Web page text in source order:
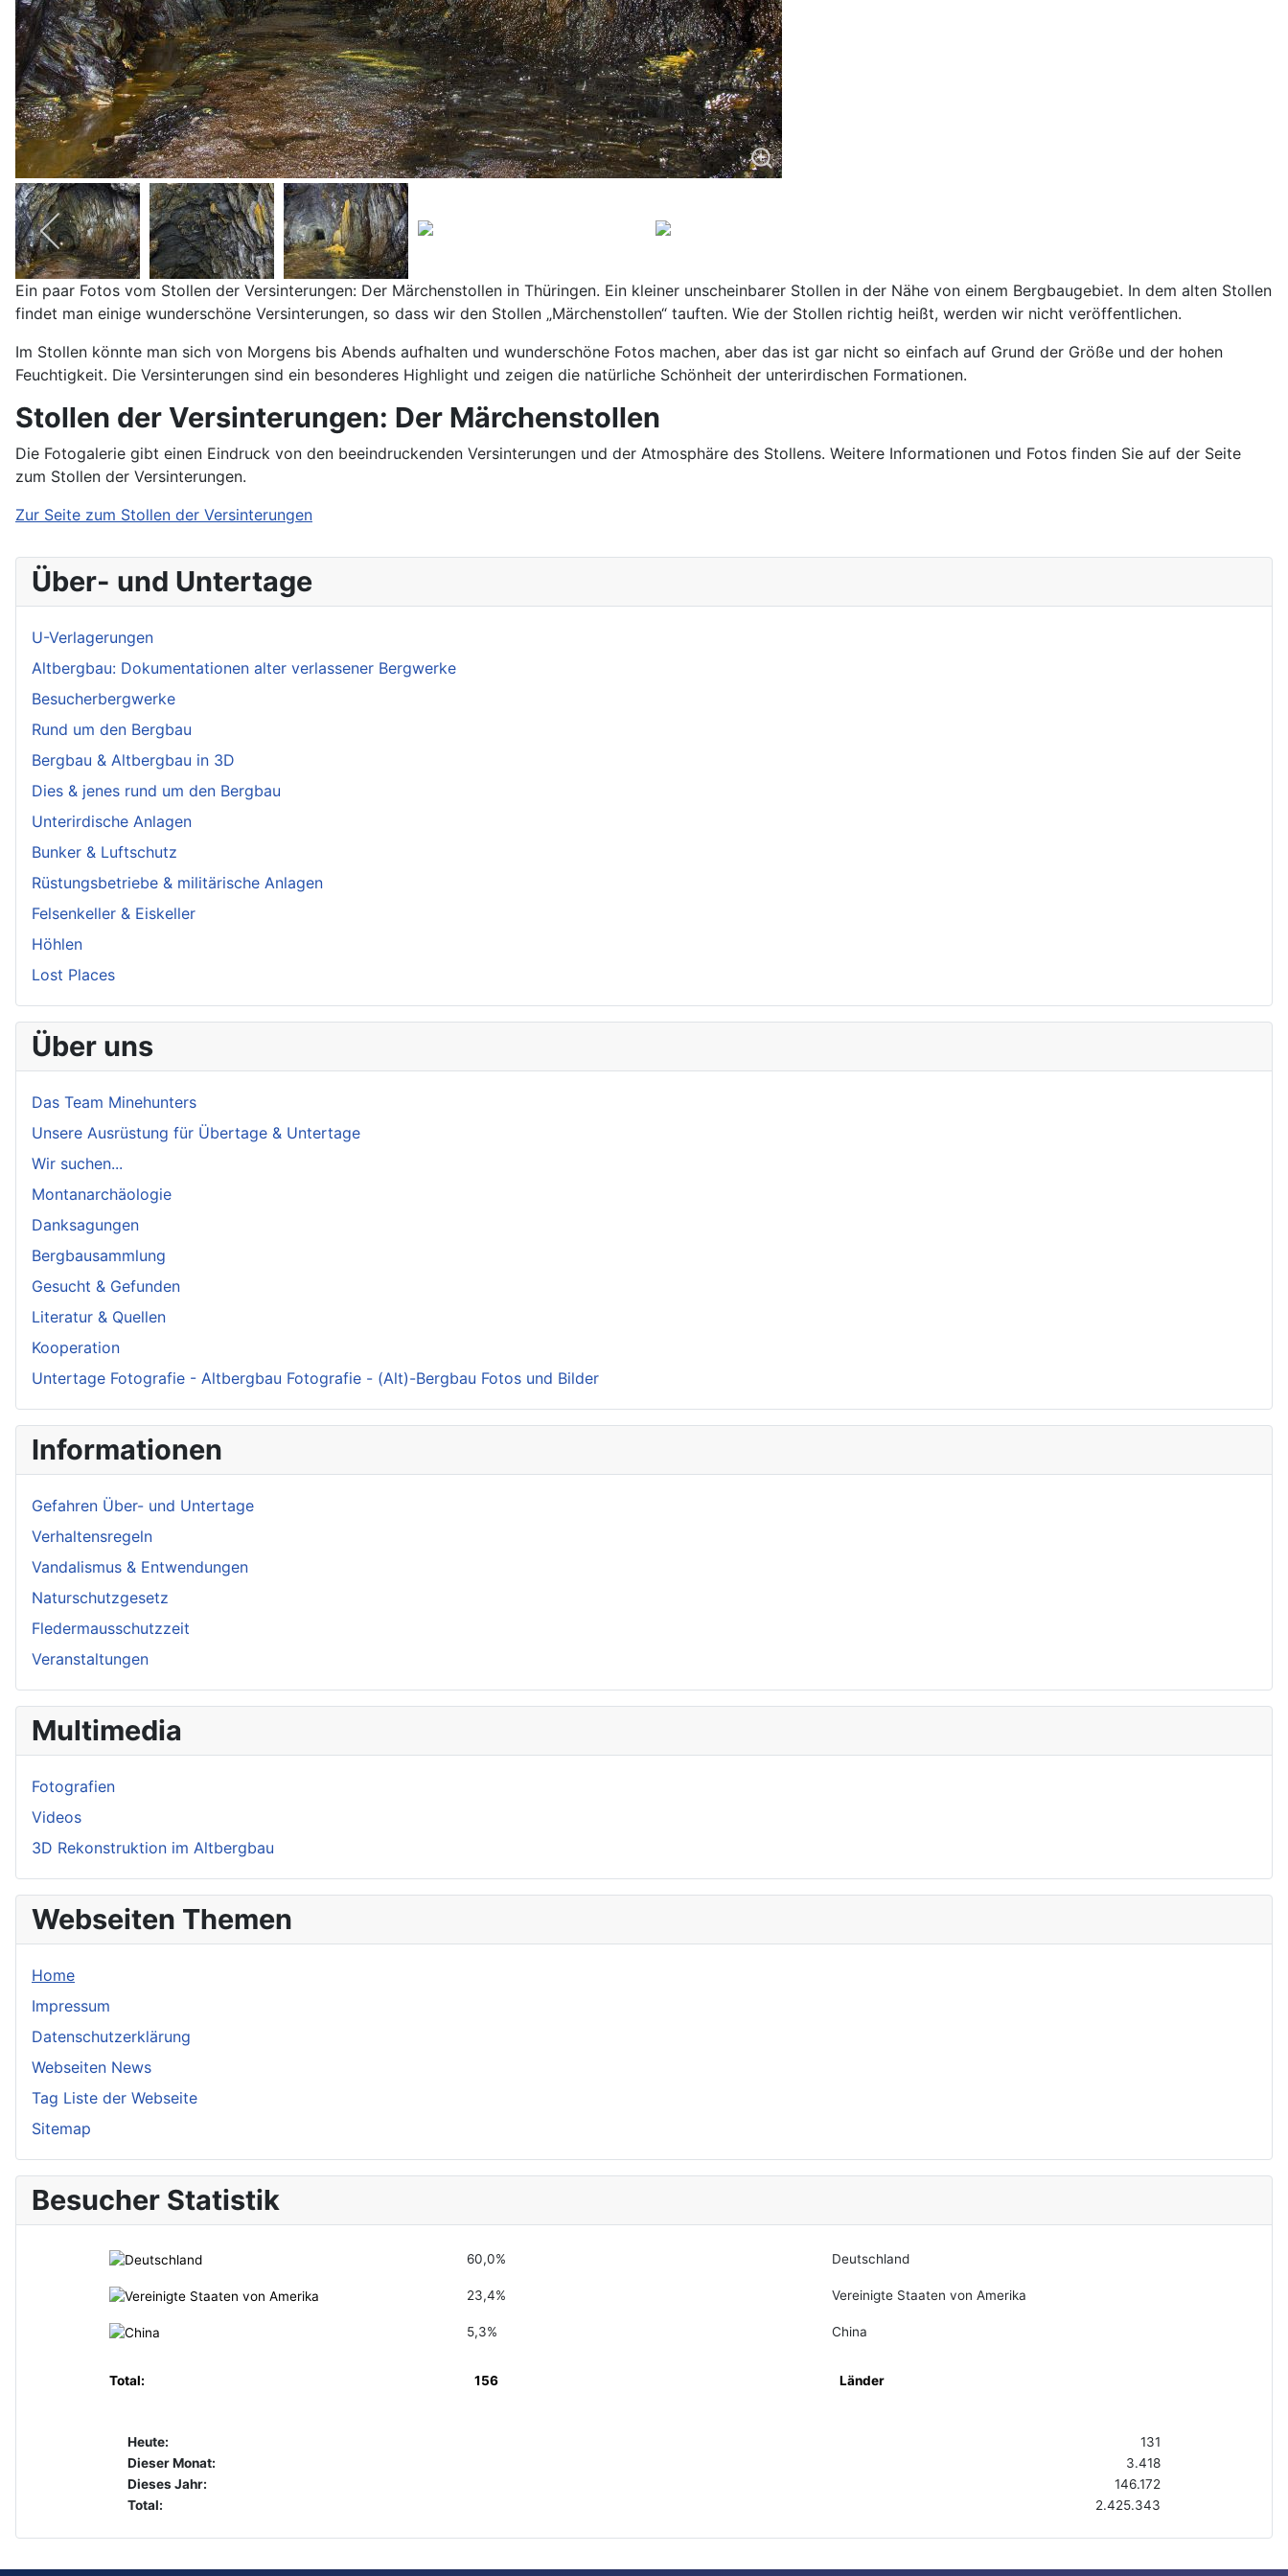
Ein paar Fotos vom Stollen der Versinterungen: Der Märchenstollen in Thüringen. Ein kleiner unscheinbarer Stollen in der Nähe von einem Bergbaugebiet. In dem alten Stollen
findet man einige wunderschöne Versinterungen, so dass wir den Stollen „Märchenstollen“ tauften. Wie der Stollen richtig heißt, werden wir nicht veröffentlichen.
Im Stollen könnte man sich von Morgens bis Abends aufhalten und wunderschöne Fotos machen, aber das ist gar nicht so einfach auf Grund der Größe und der hohen
Feuchtigkeit. Die Versinterungen sind ein besonderes Highlight und zeigen die natürliche Schönheit der unterirdischen Formationen.
Stollen der Versinterungen: Der Märchenstollen
Die Fotogalerie gibt einen Eindruck von den beeindruckenden Versinterungen und der Atmosphäre des Stollens. Weitere Informationen und Fotos finden Sie auf der Seite
zum Stollen der Versinterungen.
Zur Seite zum Stollen der Versinterungen
Über- und Untertage
U-Verlagerungen
Altbergbau: Dokumentationen alter verlassener Bergwerke
Besucherbergwerke
Rund um den Bergbau
Bergbau & Altbergbau in 3D
Dies & jenes rund um den Bergbau
Unterirdische Anlagen
Bunker & Luftschutz
Rüstungsbetriebe & militärische Anlagen
Felsenkeller & Eiskeller
Höhlen
Lost Places
Über uns
Das Team Minehunters
Unsere Ausrüstung für Übertage & Untertage
Wir suchen...
Montanarchäologie
Danksagungen
Bergbausammlung
Gesucht & Gefunden
Literatur & Quellen
Kooperation
Untertage Fotografie - Altbergbau Fotografie - (Alt)-Bergbau Fotos und Bilder
Informationen
Gefahren Über- und Untertage
Verhaltensregeln
Vandalismus & Entwendungen
Naturschutzgesetz
Fledermausschutzzeit
Veranstaltungen
Multimedia
Fotografien
Videos
3D Rekonstruktion im Altbergbau
Webseiten Themen
Home
Impressum
Datenschutzerklärung
Webseiten News
Tag Liste der Webseite
Sitemap
Besucher Statistik
60,0% Deutschland
23,4% Vereinigte Staaten von Amerika
5,3% China
Total: 156 Länder
Heute:
131
Dieser Monat:
3.418
Dieses Jahr:
146.172
Total:
2.425.343